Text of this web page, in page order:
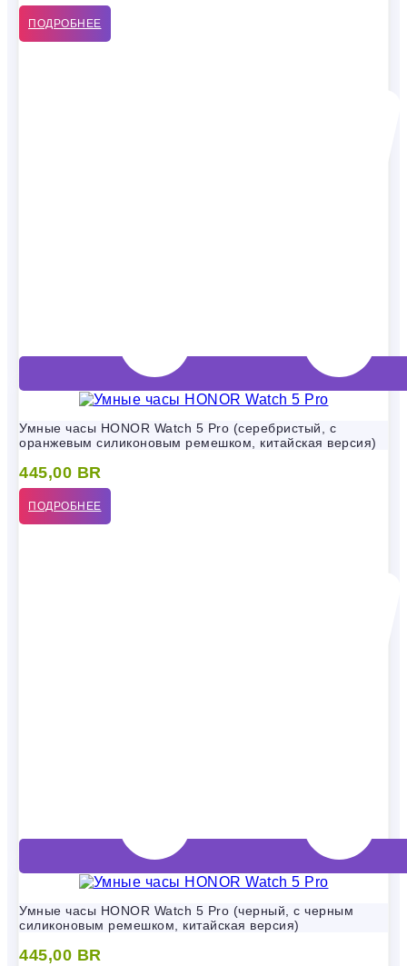
ПОДРОБНЕЕ
Умные часы HONOR Watch 5 Pro (серебристый, с
оранжевым силиконовым ремешком, китайская версия)
445,00 BR
ПОДРОБНЕЕ
Умные часы HONOR Watch 5 Pro (черный, с черным
силиконовым ремешком, китайская версия)
445,00 BR